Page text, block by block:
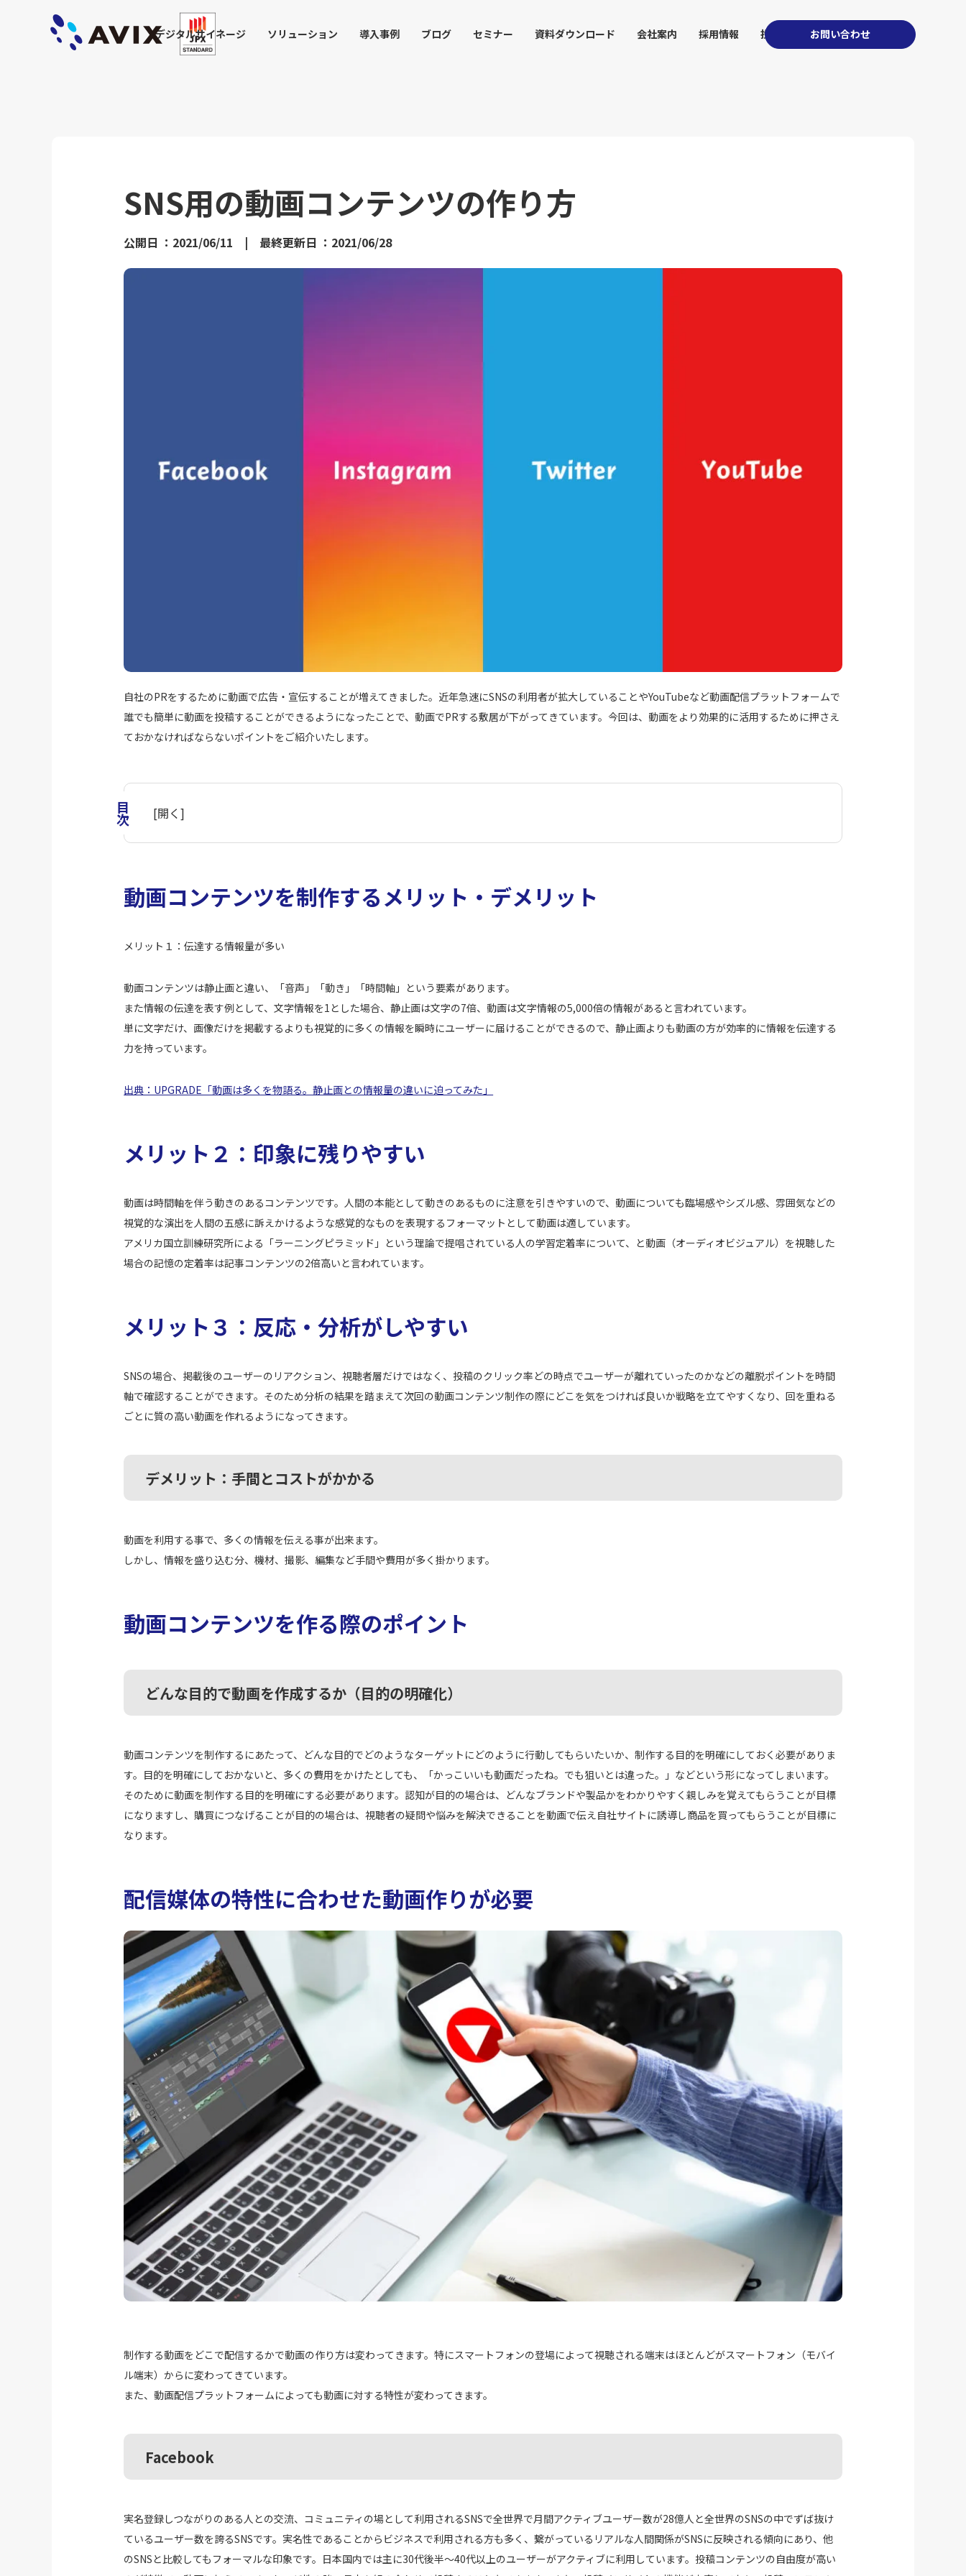
デジタルサイネージ ソリューション 導入事例 ブログ セミナー 資料ダウンロード 会社案内 採用情報 投資家情報 お問い合わせ
SNS用の動画コンテンツの作り方
公開日 ：2021/06/11 | 最終更新日 ：2021/06/28
自社のPRをするために動画で広告・宣伝することが増えてきました。近年急速にSNSの利用者が拡大していることやYouTubeなど動画配信プラットフォームで
誰でも簡単に動画を投稿することができるようになったことで、動画でPRする敷居が下がってきています。今回は、動画をより効果的に活用するために押さえ
ておかなければならないポイントをご紹介いたします。
目次 [開く]
動画コンテンツを制作するメリット・デメリット
メリット１：伝達する情報量が多い
動画コンテンツは静止画と違い、「音声」「動き」「時間軸」という要素があります。
また情報の伝達を表す例として、文字情報を1とした場合、静止画は文字の7倍、動画は文字情報の5,000倍の情報があると言われています。
単に文字だけ、画像だけを掲載するよりも視覚的に多くの情報を瞬時にユーザーに届けることができるので、静止画よりも動画の方が効率的に情報を伝達する
力を持っています。
出典：UPGRADE「動画は多くを物語る。静止画との情報量の違いに迫ってみた」
メリット２：印象に残りやすい
動画は時間軸を伴う動きのあるコンテンツです。人間の本能として動きのあるものに注意を引きやすいので、動画についても臨場感やシズル感、雰囲気などの
視覚的な演出を人間の五感に訴えかけるような感覚的なものを表現するフォーマットとして動画は適しています。
アメリカ国立訓練研究所による「ラーニングピラミッド」という理論で提唱されている人の学習定着率について、と動画（オーディオビジュアル）を視聴した
場合の記憶の定着率は記事コンテンツの2倍高いと言われています。
メリット３：反応・分析がしやすい
SNSの場合、掲載後のユーザーのリアクション、視聴者層だけではなく、投稿のクリック率どの時点でユーザーが離れていったのかなどの離脱ポイントを時間
軸で確認することができます。そのため分析の結果を踏まえて次回の動画コンテンツ制作の際にどこを気をつければ良いか戦略を立てやすくなり、回を重ねる
ごとに質の高い動画を作れるようになってきます。
デメリット：手間とコストがかかる
動画を利用する事で、多くの情報を伝える事が出来ます。
しかし、情報を盛り込む分、機材、撮影、編集など手間や費用が多く掛かります。
動画コンテンツを作る際のポイント
どんな目的で動画を作成するか（目的の明確化）
動画コンテンツを制作するにあたって、どんな目的でどのようなターゲットにどのように行動してもらいたいか、制作する目的を明確にしておく必要がありま
す。目的を明確にしておかないと、多くの費用をかけたとしても、「かっこいいも動画だったね。でも狙いとは違った。」などという形になってしまいます。
そのために動画を制作する目的を明確にする必要があります。認知が目的の場合は、どんなブランドや製品かをわかりやすく親しみを覚えてもらうことが目標
になりますし、購買につなげることが目的の場合は、視聴者の疑問や悩みを解決できることを動画で伝え自社サイトに誘導し商品を買ってもらうことが目標に
なります。
配信媒体の特性に合わせた動画作りが必要
制作する動画をどこで配信するかで動画の作り方は変わってきます。特にスマートフォンの登場によって視聴される端末はほとんどがスマートフォン（モバイ
ル端末）からに変わってきています。
また、動画配信プラットフォームによっても動画に対する特性が変わってきます。
Facebook
実名登録しつながりのある人との交流、コミュニティの場として利用されるSNSで全世界で月間アクティブユーザー数が28億人と全世界のSNSの中でずば抜け
ているユーザー数を誇るSNSです。実名性であることからビジネスで利用される方も多く、繋がっているリアルな人間関係がSNSに反映される傾向にあり、他
のSNSと比較してもフォーマルな印象です。日本国内では主に30代後半〜40代以上のユーザーがアクティブに利用しています。投稿コンテンツの自由度が高い